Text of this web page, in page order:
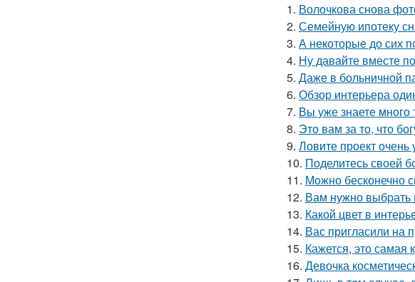
1. Волочкова снова
2. Семейную ипотеку
3. А некоторые до сих
4. Ну давайте вместе
5. Даже в больничной
6. Обзор интерьера
7. Вы уже знаете много
8. Это вам за то, что
9. Ловите проект
10. Поделитесь своей
11. Можно бесконечно
12. Вам нужно выбрать
13. Какой цвет в
14. Вас пригласили на
15. Кажется, это самая
16. Девочка